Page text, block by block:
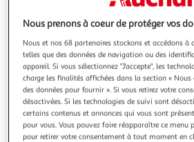
Livraison offerte
Nous prenons à coeur de protéger vos
Nous et nos 68 partenaires stockons et accédons à
telles que des données de navigation ou des
appareil. Si vous sélectionnez "J'accepte", les
charge les finalités affichées dans la section «
des données pour fournir ». Si vous retirez votre
désactivées. Si les technologies de suivi sont
certains contenus et annonces qui vous sont
pour vous. Vous pouvez faire réapparaître ce menu
pour retirer votre consentement à tout moment en